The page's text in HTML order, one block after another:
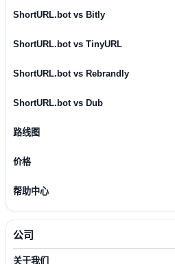
ShortURL.bot vs Bitly
ShortURL.bot vs TinyURL
ShortURL.bot vs Rebrandly
ShortURL.bot vs Dub
路线图
价格
帮助中心
公司
关于我们